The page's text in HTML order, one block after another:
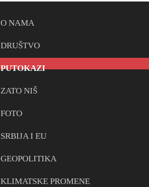
O NAMA
DRUŠTVO
PUTOKAZI
ZATO NIŠ
FOTO
SRBIJA I EU
GEOPOLITIKA
KLIMATSKE PROMENE